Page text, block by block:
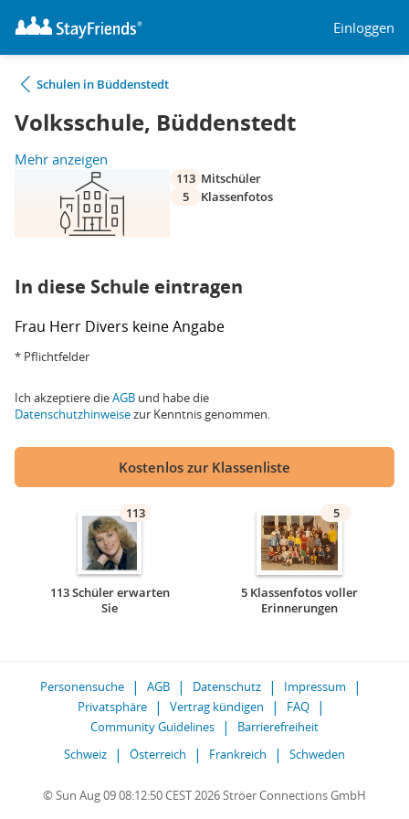
Einloggen
Schulen in Büddenstedt
Volksschule, Büddenstedt
Mehr anzeigen
113 Mitschüler
5
Klassenfotos
In diese Schule eintragen
Frau Herr Divers keine Angabe
* Pflichtfelder
Ich akzeptiere dieAGB und habe die
Datenschutzhinweisezur Kenntnis genommen.
Kostenlos zur Klassenliste
113
113 Schüler erwarten
Sie
5
5 Klassenfotos voller
Erinnerungen
Personensuche AGB Datenschutz
Impressum
Privatsphäre
Vertrag kündigen
FAQ
Community Guidelines
Barrierefreiheit
Schweiz
Österreich Frankreich Schweden
© Sun Aug 09 08:12:50 CEST 2026 Ströer Connections GmbH